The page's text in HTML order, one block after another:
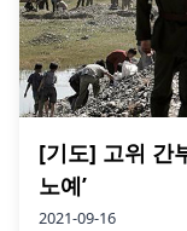
[기도] 고위 간
노예’
2021-09-16